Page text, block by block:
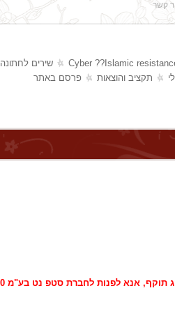
קשר
Cyber ??Islamic שירים לחתונה
תקציב והוצאות פרסם באתר
תוקף, אנא לפנות לחברת סטפ נט בע"מ 077-7909600